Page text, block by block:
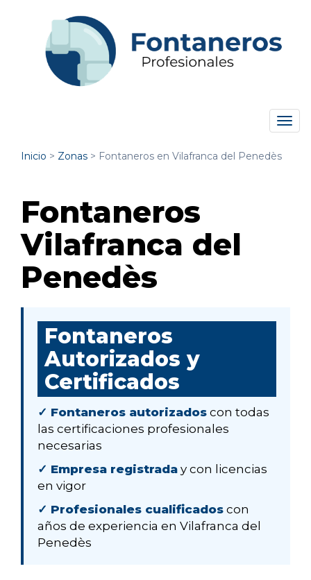
Inicio > Zonas > Fontaneros en Vilafranca del Penedès
Fontaneros
Vilafranca del
Penedès
Fontaneros
Autorizados y
Certificados
✓ Fontaneros autorizados con todas
las certificaciones profesionales
necesarias
✓ Empresa registrada y con licencias
en vigor
✓ Profesionales cualificados con
años de experiencia en Vilafranca del
Penedès